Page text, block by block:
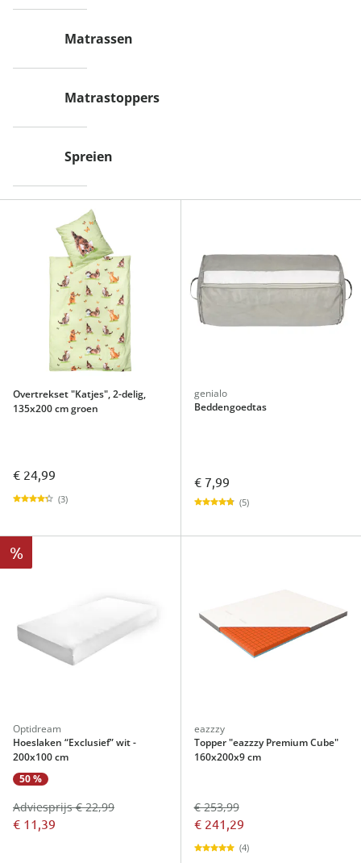
Matrassen
Matrastoppers
Spreien
Overtrekset "Katjes", 2-delig,
135x200 cm groen
€ 24,99
(3)
genialo
Beddengoedtas
€ 7,99
(5)
%
Optidream
Hoeslaken “Exclusief” wit -
200x100 cm
50 %
€ 11,39
Adviesprijs € 22,99
eazzzy
Topper "eazzzy Premium Cube"
160x200x9 cm
€ 253,99
€ 241,29
(4)